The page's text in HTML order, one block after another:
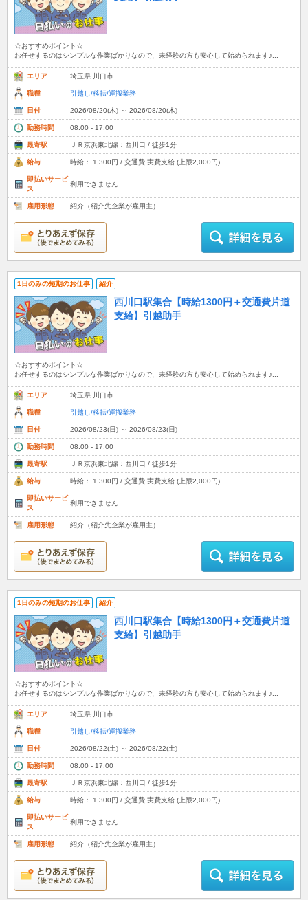
☆おすすめポイント☆
お任せするのはシンプルな作業ばかりなので、未経験の方も安心して始められます♪...
エリア 埼玉県 川口市
職種 引越し/移転/運搬業務
日付 2026/08/20(木) ～ 2026/08/20(木)
勤務時間 08:00 - 17:00
最寄駅 ＪＲ京浜東北線：西川口 / 徒歩1分
給与 時給： 1,300円 / 交通費 実費支給 (上限2,000円)
即払いサービ
ス
利用できません
雇用形態 紹介（紹介先企業が雇用主）
1日のみの短期のお仕事 紹介
西川口駅集合【時給1300円＋交通費片道
支給】引越助手
☆おすすめポイント☆
お任せするのはシンプルな作業ばかりなので、未経験の方も安心して始められます♪...
エリア 埼玉県 川口市
職種 引越し/移転/運搬業務
日付 2026/08/23(日) ～ 2026/08/23(日)
勤務時間 08:00 - 17:00
最寄駅 ＪＲ京浜東北線：西川口 / 徒歩1分
給与 時給： 1,300円 / 交通費 実費支給 (上限2,000円)
即払いサービ
ス
利用できません
雇用形態 紹介（紹介先企業が雇用主）
1日のみの短期のお仕事 紹介
西川口駅集合【時給1300円＋交通費片道
支給】引越助手
☆おすすめポイント☆
お任せするのはシンプルな作業ばかりなので、未経験の方も安心して始められます♪...
エリア 埼玉県 川口市
職種 引越し/移転/運搬業務
日付 2026/08/22(土) ～ 2026/08/22(土)
勤務時間 08:00 - 17:00
最寄駅 ＪＲ京浜東北線：西川口 / 徒歩1分
給与 時給： 1,300円 / 交通費 実費支給 (上限2,000円)
即払いサービ
ス
利用できません
雇用形態 紹介（紹介先企業が雇用主）